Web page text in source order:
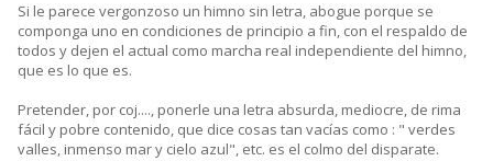
Si le parece vergonzoso un himno sin letra, abogue porque se
componga uno en condiciones de principio a fin, con el respaldo de
todos y dejen el actual como marcha real independiente del himno,
que es lo que es.
Pretender, por coj...., ponerle una letra absurda, mediocre, de rima
fácil y pobre contenido, que dice cosas tan vacías como : " verdes
valles, inmenso mar y cielo azul", etc. es el colmo del disparate.